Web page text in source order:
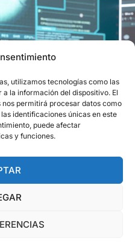
utilizamos tecnologías como las
la información del dispositivo. El
permitirá procesar datos como
identificaciones únicas en este
puede afectar
y funciones.
QUE
CÍRCULO
tu capacidad para resolver